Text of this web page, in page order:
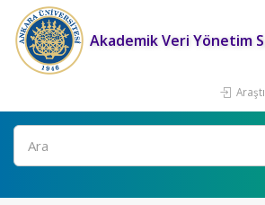
Akademik Veri Yönetim
Ara